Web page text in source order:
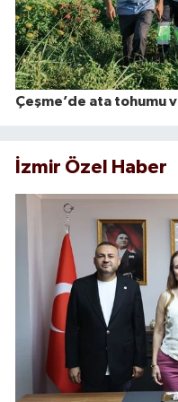
Çeşme’de ata tohumu
İzmir Özel Haber